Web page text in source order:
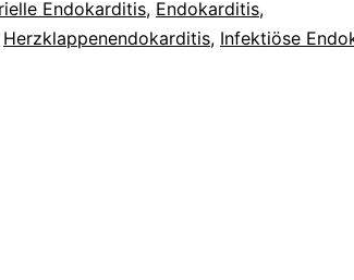
Endokarditis, Endokarditis,
Herzklappenendokarditis, Infektiöse